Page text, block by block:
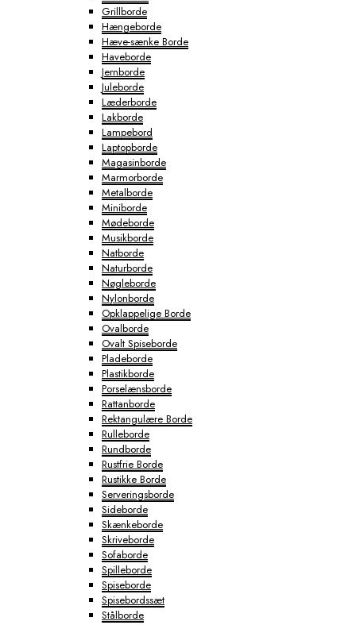
Grillborde
Hængeborde
Hæve-sænke Borde
Haveborde
Jernborde
Juleborde
Læderborde
Lakborde
Lampebord
Laptopborde
Magasinborde
Marmorborde
Metalborde
Miniborde
Mødeborde
Musikborde
Natborde
Naturborde
Nøgleborde
Nylonborde
Opklappelige Borde
Ovalborde
Ovalt Spiseborde
Pladeborde
Plastikborde
Porselænsborde
Rattanborde
Rektangulære Borde
Rulleborde
Rundborde
Rustfrie Borde
Rustikke Borde
Serveringsborde
Sideborde
Skænkeborde
Skriveborde
Sofaborde
Spilleborde
Spiseborde
Spisebordssæt
Stålborde